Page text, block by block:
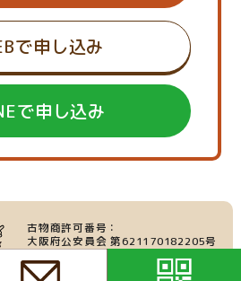
で申し込み
で申し込み
古物商許可番号：
大阪府公安員会 第621170182205号
産業廃棄物収集運搬業：
大阪府許可番号 第219695号